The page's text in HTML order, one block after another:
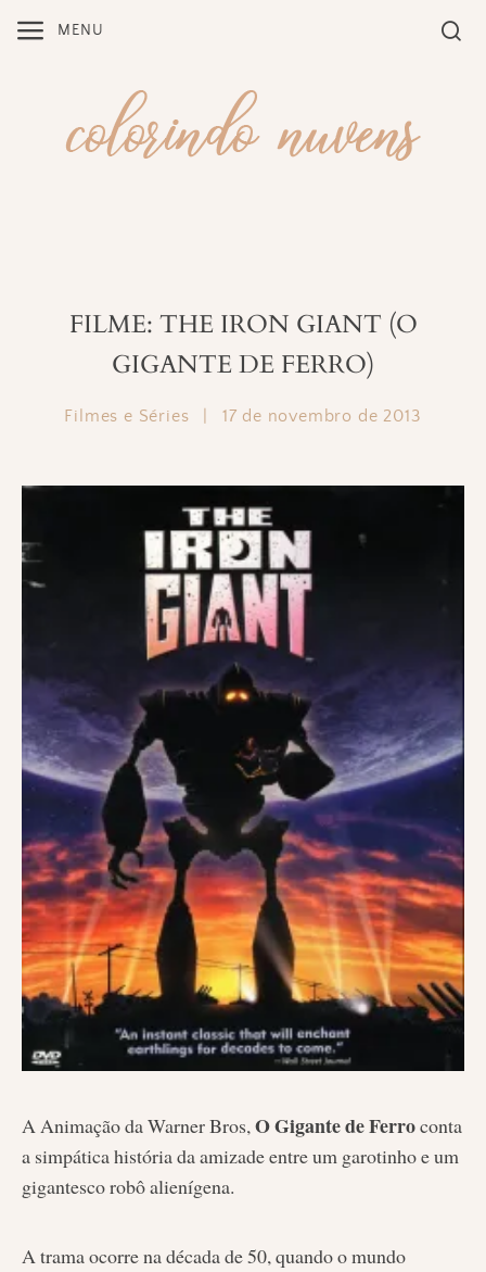
MENU
FILME: THE IRON GIANT (O
GIGANTE DE FERRO)
Filmes e Séries 17 de novembro de 2013
A Animação da Warner Bros,O Gigante de Ferroconta
a simpática história da amizade entre um garotinho e um
gigantesco robô alienígena.
A trama ocorre na década de 50, quando o mundo